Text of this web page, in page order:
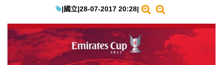
|國立|28-07-2017 20:28|